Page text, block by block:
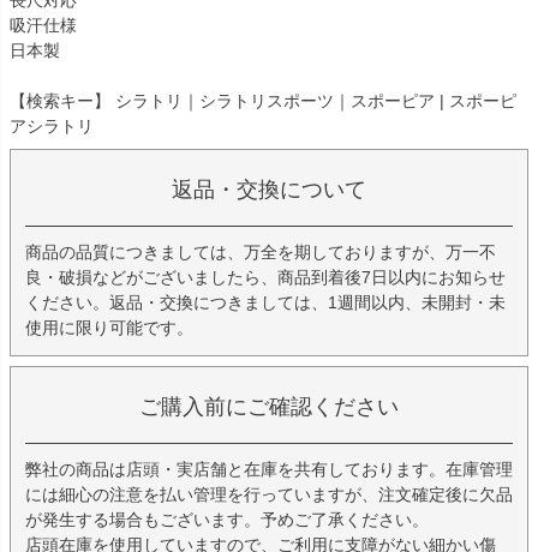
吸汗仕様
日本製
【検索キー】 シラトリ｜シラトリスポーツ｜スポーピア | スポーピ
アシラトリ
返品・交換について
商品の品質につきましては、万全を期しておりますが、万一不
良・破損などがございましたら、商品到着後7日以内にお知らせ
ください。返品・交換につきましては、1週間以内、未開封・未
使用に限り可能です。
ご購入前にご確認ください
弊社の商品は店頭・実店舗と在庫を共有しております。在庫管理
には細心の注意を払い管理を行っていますが、注文確定後に欠品
が発生する場合もございます。予めご了承ください。
店頭在庫を使用していますので、ご利用に支障がない細かい傷